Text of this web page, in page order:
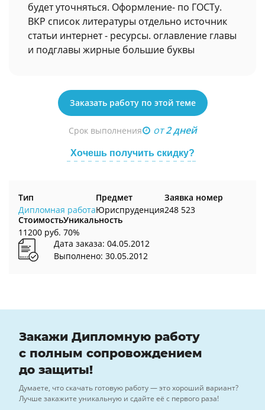
будет уточняться. Оформление- по ГОСТу.
ВКР список литературы отдельно источник
статьи интернет - ресурсы. оглавление главы
и подглавы жирные большие буквы
Заказать работу по этой теме
Срок выполнения от2 дней
Хочешь получить скидку?
Тип
Дипломная работа
Предмет
Юриспруденция
Заявка номер
248 523
Стоимость
11200 руб.
Уникальность
70%
Дата заказа: 04.05.2012
Выполнено: 30.05.2012
Закажи Дипломную работу
с полным сопровождением
до защиты!
Думаете, что скачать готовую работу — это хороший вариант?
Лучше закажите уникальную и сдайте её с первого раза!